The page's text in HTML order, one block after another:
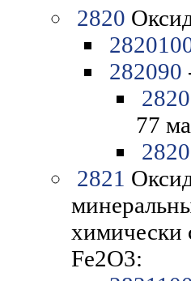
2820
282090
77
2821
химически
Fe2O3: